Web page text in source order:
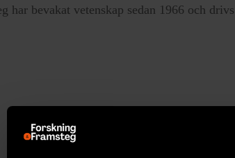
har bevakat vetenskap sedan 1966 och